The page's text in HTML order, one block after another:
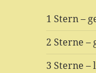
1 Stern –
2 Sterne
3 Sterne –